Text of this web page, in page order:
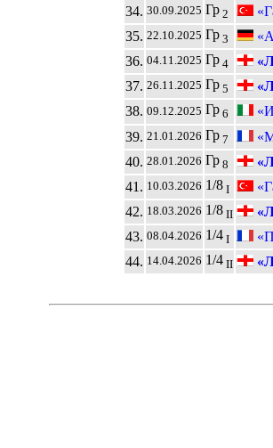
34. 30.09.2025 Гр2
35. 22.10.2025 Гр3
36. 04.11.2025 Гр4
37. 26.11.2025 Гр5
38. 09.12.2025 Гр6
39. 21.01.2026 Гр7
40. 28.01.2026 Гр8
41. 10.03.2026 1/8I
42. 18.03.2026 1/8II
43. 08.04.2026 1/4I
44. 14.04.2026 1/4II